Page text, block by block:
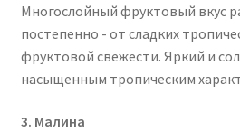
Многослойный фруктовый вкус
постепенно - от сладких
фруктовой свежести. Яркий и
насыщенным тропическим
3. Малина